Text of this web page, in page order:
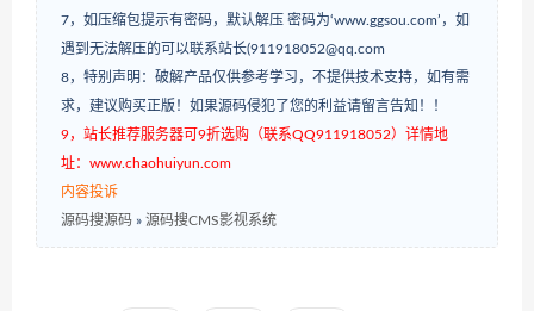
7，如压缩包提示有密码，默认解压 密码为‘www.ggsou.com’，如
遇到无法解压的可以联系站长(911918052@qq.com
8，特别声明：破解产品仅供参考学习，不提供技术支持，如有需
求，建议购买正版！如果源码侵犯了您的利益请留言告知！！
9，站长推荐服务器可9折选购（联系QQ911918052）详情地
址：www.chaohuiyun.com
内容投诉
源码搜源码 » 源码搜CMS影视系统